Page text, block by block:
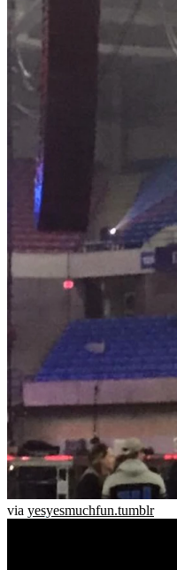
via yesyesmuchfun.tumblr